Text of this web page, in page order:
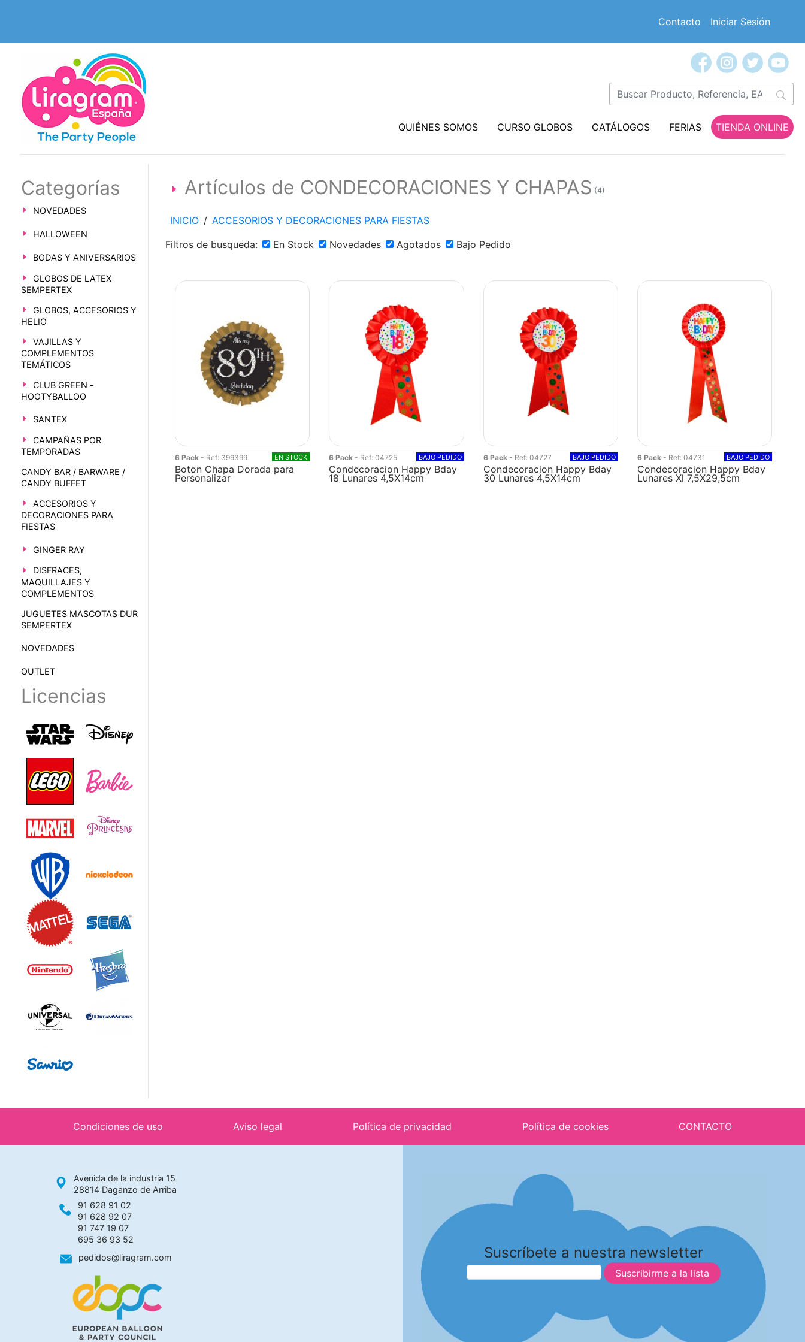
Contacto Iniciar Sesión
QUIÉNES SOMOS CURSO GLOBOS CATÁLOGOS FERIAS TIENDA ONLINE
Categorías
NOVEDADES
HALLOWEEN
BODAS Y ANIVERSARIOS
GLOBOS DE LATEX
SEMPERTEX
GLOBOS, ACCESORIOS Y
HELIO
VAJILLAS Y
COMPLEMENTOS
TEMÁTICOS
CLUB GREEN -
HOOTYBALLOO
SANTEX
CAMPAÑAS POR
TEMPORADAS
CANDY BAR / BARWARE /
CANDY BUFFET
ACCESORIOS Y
DECORACIONES PARA
FIESTAS
GINGER RAY
DISFRACES,
MAQUILLAJES Y
COMPLEMENTOS
JUGUETES MASCOTAS DUR
SEMPERTEX
NOVEDADES
OUTLET
Licencias
Artículos de CONDECORACIONES Y CHAPAS (4)
INICIO / ACCESORIOS Y DECORACIONES PARA FIESTAS
Filtros de busqueda:
En Stock Novedades Agotados Bajo Pedido
6 Pack - Ref: 399399 EN STOCK
Boton Chapa Dorada para
Personalizar
6 Pack - Ref: 04725 BAJO PEDIDO
Condecoracion Happy Bday
18 Lunares 4,5X14cm
6 Pack - Ref: 04727 BAJO PEDIDO
Condecoracion Happy Bday
30 Lunares 4,5X14cm
6 Pack - Ref: 04731 BAJO PEDIDO
Condecoracion Happy Bday
Lunares Xl 7,5X29,5cm
Condiciones de uso Aviso legal Política de privacidad Política de cookies CONTACTO
Avenida de la industria 15
28814 Daganzo de Arriba
91 628 91 02
91 628 92 07
91 747 19 07
695 36 93 52
pedidos@liragram.com
Suscríbete a nuestra newsletter
Suscribirme a la lista